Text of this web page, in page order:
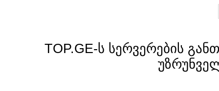
TOP.GE-ს სერვერების